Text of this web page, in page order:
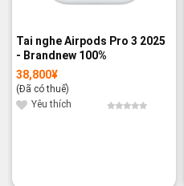
Tai nghe Airpods Pro 3 2025
- Brandnew 100%
38,800¥
(Đã có thuế)
Yêu thích